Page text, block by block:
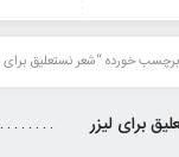
خورده “شعر نستعلیق برای
برای لیزر